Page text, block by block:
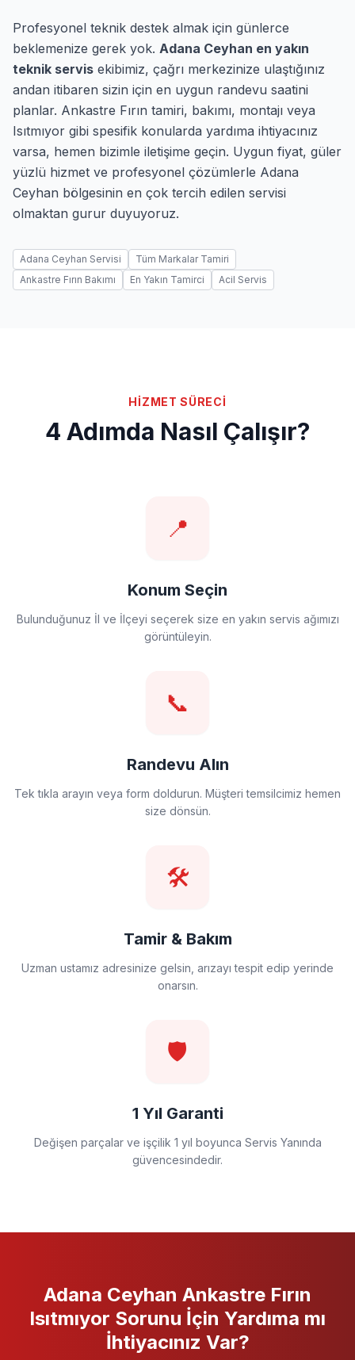
Profesyonel teknik destek almak için günlerce
beklemenize gerek yok. Adana Ceyhan en yakın
teknik servis ekibimiz, çağrı merkezinize ulaştığınız
andan itibaren sizin için en uygun randevu saatini
planlar. Ankastre Fırın tamiri, bakımı, montajı veya
Isıtmıyor gibi spesifik konularda yardıma ihtiyacınız
varsa, hemen bizimle iletişime geçin. Uygun fiyat, güler
yüzlü hizmet ve profesyonel çözümlerle Adana
Ceyhan bölgesinin en çok tercih edilen servisi
olmaktan gurur duyuyoruz.
Adana Ceyhan Servisi
Tüm Markalar Tamiri
Ankastre Fırın Bakımı
En Yakın Tamirci Acil Servis
HİZMET SÜRECİ
4 Adımda Nasıl Çalışır?
📍
Konum Seçin
Bulunduğunuz İl ve İlçeyi seçerek size en yakın servis ağımızı
görüntüleyin.
📞
Randevu Alın
Tek tıkla arayın veya form doldurun. Müşteri temsilcimiz hemen
size dönsün.
🛠️
Tamir & Bakım
Uzman ustamız adresinize gelsin, arızayı tespit edip yerinde
onarsın.
🛡️
1 Yıl Garanti
Değişen parçalar ve işçilik 1 yıl boyunca Servis Yanında
güvencesindedir.
Adana Ceyhan Ankastre Fırın
Isıtmıyor Sorunu İçin Yardıma mı
İhtiyacınız Var?